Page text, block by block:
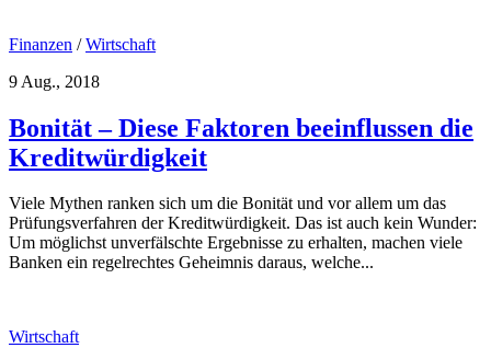
Finanzen /Wirtschaft
9 Aug., 2018
Bonität – Diese Faktoren beeinflussen die
Kreditwürdigkeit
Viele Mythen ranken sich um die Bonität und vor allem um das
Prüfungsverfahren der Kreditwürdigkeit. Das ist auch kein Wunder:
Um möglichst unverfälschte Ergebnisse zu erhalten, machen viele
Banken ein regelrechtes Geheimnis daraus, welche...
Wirtschaft